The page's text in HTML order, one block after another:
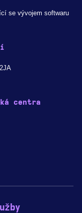
se vývojem softwaru
centra